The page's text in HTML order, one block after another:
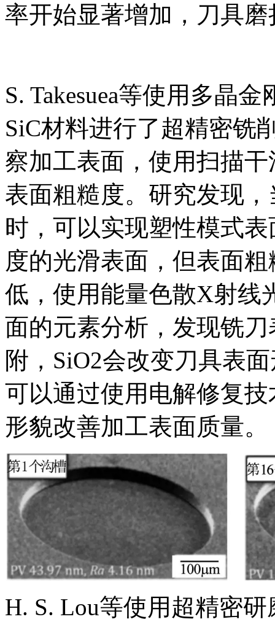
率开始显著增加，刀具
S. Takesuea等使用多晶
SiC材料进行了超精密铣
察加工表面，使用扫描
表面粗糙度。研究发现
时，可以实现塑性模式
度的光滑表面，但表面
低，使用能量色散X射线
面的元素分析，发现铣
附，SiO2会改变刀具表
可以通过使用电解修复
形貌改善加工表面质量。
H. S. Lou等使用超精密